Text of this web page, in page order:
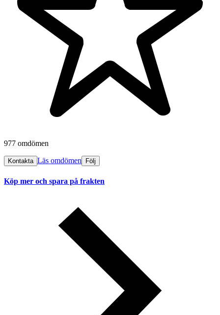
977 omdömen
Kontakta Läs omdömen Följ
Köp mer och spara på frakten